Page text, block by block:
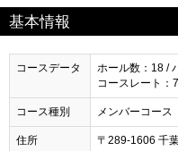
基本情報
コースデータ
ホール数：18 /
コースレート：
コース種別 メンバーコース
住所 〒289-1606 千